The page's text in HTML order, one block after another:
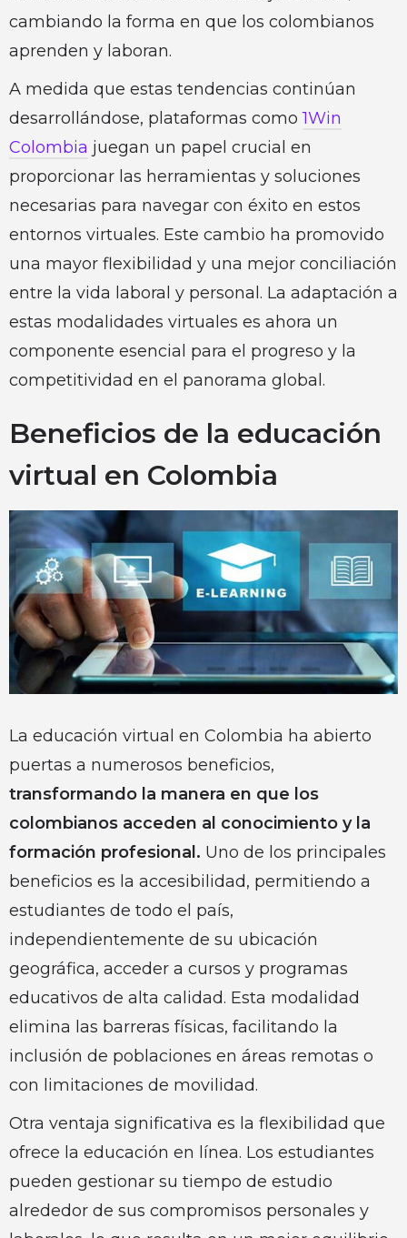
cambiando la forma en que los colombianos
aprenden y laboran.
A medida que estas tendencias continúan
desarrollándose, plataformas como1Win
Colombia juegan un papel crucial en
proporcionar las herramientas y soluciones
necesarias para navegar con éxito en estos
entornos virtuales. Este cambio ha promovido
una mayor flexibilidad y una mejor conciliación
entre la vida laboral y personal. La adaptación a
estas modalidades virtuales es ahora un
componente esencial para el progreso y la
competitividad en el panorama global.
Beneficios de la educación
virtual en Colombia
La educación virtual en Colombia ha abierto
puertas a numerosos beneficios,
transformando la manera en que los
colombianos acceden al conocimiento y la
formación profesional. Uno de los principales
beneficios es la accesibilidad, permitiendo a
estudiantes de todo el país,
independientemente de su ubicación
geográfica, acceder a cursos y programas
educativos de alta calidad. Esta modalidad
elimina las barreras físicas, facilitando la
inclusión de poblaciones en áreas remotas o
con limitaciones de movilidad.
Otra ventaja significativa es la flexibilidad que
ofrece la educación en línea. Los estudiantes
pueden gestionar su tiempo de estudio
alrededor de sus compromisos personales y